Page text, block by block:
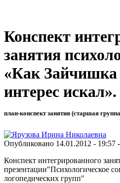
Конспект
занятия
«Как
интерес искал».
план-конспект занятия (старшая
Опубликовано 14.01.2012 - 19:57 -
Конспект интегрированного
презентации"Психологическое
логопедических групп"